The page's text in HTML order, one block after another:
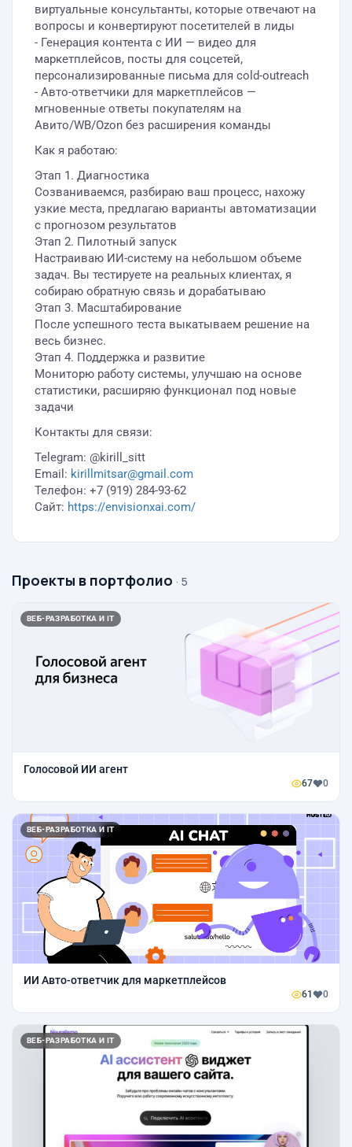
виртуальные консультанты, которые отвечают на
вопросы и конвертируют посетителей в лиды
- Генерация контента с ИИ — видео для
маркетплейсов, посты для соцсетей,
персонализированные письма для cold-outreach
- Авто-ответчики для маркетплейсов —
мгновенные ответы покупателям на
Авито/WB/Ozon без расширения команды
Как я работаю:
Этап 1. Диагностика
Созваниваемся, разбираю ваш процесс, нахожу
узкие места, предлагаю варианты автоматизации
с прогнозом результатов
Этап 2. Пилотный запуск
Настраиваю ИИ-систему на небольшом объеме
задач. Вы тестируете на реальных клиентах, я
собираю обратную связь и дорабатываю
Этап 3. Масштабирование
После успешного теста выкатываем решение на
весь бизнес.
Этап 4. Поддержка и развитие
Мониторю работу системы, улучшаю на основе
статистики, расширяю функционал под новые
задачи
Контакты для связи:
Telegram: @kirill_sitt
Email: kirillmitsar@gmail.com
Телефон: +7 (919) 284-93-62
Сайт: https://envisionxai.com/
Проекты в портфолио · 5
ВЕБ-РАЗРАБОТКА И IT
Голосовой ИИ агент
67 0
ВЕБ-РАЗРАБОТКА И IT
ИИ Авто-ответчик для маркетплейсов
61 0
ВЕБ-РАЗРАБОТКА И IT